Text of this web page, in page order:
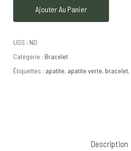
Ajouter Au Panier
UGS : ND
Catégorie : Bracelet
Étiquettes : apatite, apatite verte, bracelet,
Description